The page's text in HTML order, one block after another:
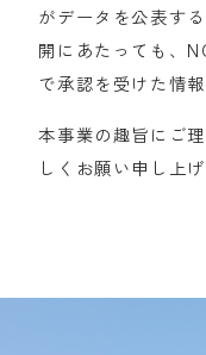
がデータを公表す
開にあたっても、
で承認を受けた情
本事業の趣旨にご
しくお願い申し上げ